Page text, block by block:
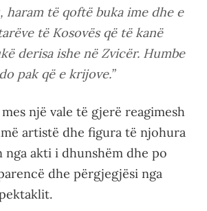
haram të qoftë buka ime dhe e
të Kosovës që të kanë
derisa ishe në Zvicër. Humbe
pak që e krijove.”
një vale të gjerë reagimesh
artistë dhe figura të njohura
nga akti i dhunshëm dhe po
dhe përgjegjësi nga